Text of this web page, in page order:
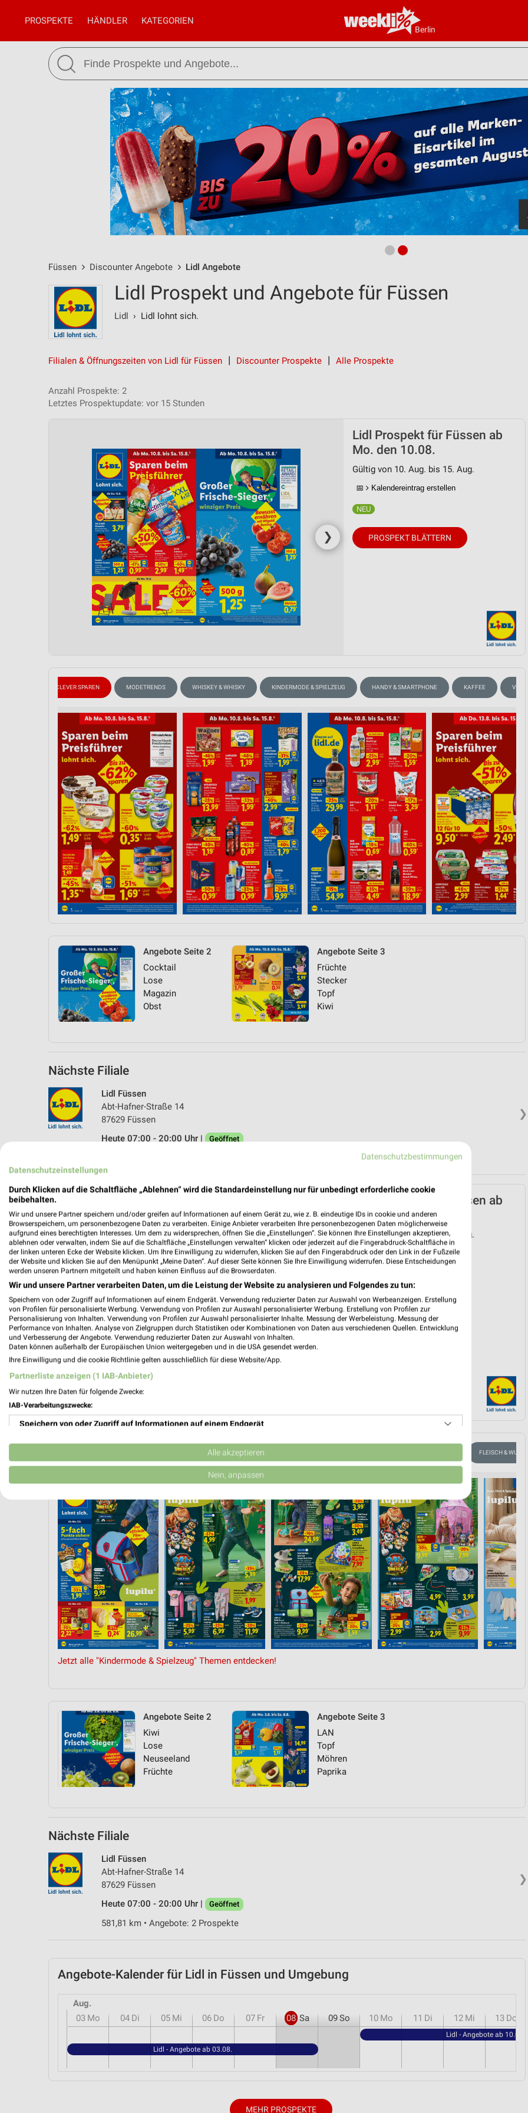
Berlin
PROSPEKTE HÄNDLER KATEGORIEN
Füssen Discounter Angebote Lidl Angebote
Lidl Prospekt und Angebote für Füssen
Lidl › Lidl lohnt sich.
Filialen & Öffnungszeiten von Lidl für Füssen Discounter Prospekte Alle Prospekte
Anzahl Prospekte: 2
Letztes Prospektupdate: vor 15 Stunden
❯
Lidl Prospekt für Füssen ab
Mo. den 10.08.
Gültig von 10. Aug. bis 15. Aug.
📅 Kalendereintrag erstellen
PROSPEKT BLÄTTERN
CLEVER SPAREN MODETRENDS WHISKEY & WHISKY KINDERMODE & SPIELZEUG HANDY & SMARTPHONE KAFFEE
Angebote Seite 2
Cocktail
Lose
Magazin
Obst
Angebote Seite 3
Früchte
Stecker
Topf
Kiwi
Nächste Filiale
❯
Lidl Füssen
Abt-Hafner-Straße 14
87629 Füssen
Heute 07:00 - 20:00 Uhr |
Geöffnet
❯
Lidl Prospekt für Füssen ab
Mo. den 03.08.
Gültig von 03. Aug. bis 08. Aug.
📅 Kalendereintrag erstellen
PROSPEKT BLÄTTERN
ANGEBOTE AB FREITAG FLEISCH & WURST
Jetzt alle "Kindermode & Spielzeug" Themen entdecken!
Angebote Seite 2
Kiwi
Lose
Neuseeland
Früchte
Angebote Seite 3
LAN
Topf
Möhren
Paprika
Nächste Filiale
❯
Lidl Füssen
Abt-Hafner-Straße 14
87629 Füssen
Heute 07:00 - 20:00 Uhr |
Geöffnet
581,81 km • Angebote: 2 Prospekte
Angebote-Kalender für Lidl in Füssen und Umgebung
Aug.
03 Mo 04 Di 05 Mi 06 Do 07 Fr 08 Sa 09So 10 Mo 11 Di 12 Mi 13 Do
Lidl - Angebote ab 10.08.
Lidl - Angebote ab 03.08.
MEHR PROSPEKTE
Datenschutzbestimmungen
Datenschutzeinstellungen
Durch Klicken auf die Schaltfläche „Ablehnen“ wird die Standardeinstellung nur für unbedingt erforderliche cookie
beibehalten.
Wir und unsere Partner speichern und/oder greifen auf Informationen auf einem Gerät zu, wie z. B. eindeutige IDs in cookie und anderen
Browserspeichern, um personenbezogene Daten zu verarbeiten. Einige Anbieter verarbeiten Ihre personenbezogenen Daten möglicherweise
aufgrund eines berechtigten Interesses. Um dem zu widersprechen, öffnen Sie die „Einstellungen“. Sie können Ihre Einstellungen akzeptieren,
ablehnen oder verwalten, indem Sie auf die Schaltfläche „Einstellungen verwalten“ klicken oder jederzeit auf die Fingerabdruck-Schaltfläche in
der linken unteren Ecke der Website klicken. Um Ihre Einwilligung zu widerrufen, klicken Sie auf den Fingerabdruck oder den Link in der Fußzeile
der Website und klicken Sie auf den Menüpunkt „Meine Daten“. Auf dieser Seite können Sie Ihre Einwilligung widerrufen. Diese Entscheidungen
werden unseren Partnern mitgeteilt und haben keinen Einfluss auf die Browserdaten.
Wir und unsere Partner verarbeiten Daten, um die Leistung der Website zu analysieren und Folgendes zu tun:
Speichern von oder Zugriff auf Informationen auf einem Endgerät. Verwendung reduzierter Daten zur Auswahl von Werbeanzeigen. Erstellung
von Profilen für personalisierte Werbung. Verwendung von Profilen zur Auswahl personalisierter Werbung. Erstellung von Profilen zur
Personalisierung von Inhalten. Verwendung von Profilen zur Auswahl personalisierter Inhalte. Messung der Werbeleistung. Messung der
Performance von Inhalten. Analyse von Zielgruppen durch Statistiken oder Kombinationen von Daten aus verschiedenen Quellen. Entwicklung
und Verbesserung der Angebote. Verwendung reduzierter Daten zur Auswahl von Inhalten.
Daten können außerhalb der Europäischen Union weitergegeben und in die USA gesendet werden.
Ihre Einwilligung und die cookie Richtlinie gelten ausschließlich für diese Website/App.
Partnerliste anzeigen (1 IAB-Anbieter)
Wir nutzen Ihre Daten für folgende Zwecke:
IAB-Verarbeitungszwecke:
Speichern von oder Zugriff auf Informationen auf einem Endgerät
Verwendung reduzierter Daten zur Auswahl von Werbeanzeigen
Erstellung von Profilen für personalisierte Werbung
Erstellung von Profilen zur Personalisierung von Inhalten
Verwendung von Profilen zur Auswahl personalisierter Inhalte
Messung der Werbeleistung
Messung der Performance von Inhalten
Analyse von Zielgruppen durch Statistiken oder Kombinationen von Daten aus verschiedenen
Entwicklung und Verbesserung der Angebote
Verwendung genauer Standortdaten
Geräte anhand von aktiv angeforderten Informationen identifizieren
Nicht-IAB-Verarbeitungszwecke:
Alle akzeptieren
Nein, anpassen